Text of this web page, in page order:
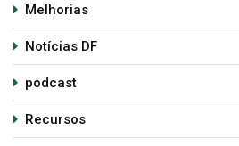
Melhorias
Notícias DF
podcast
Recursos